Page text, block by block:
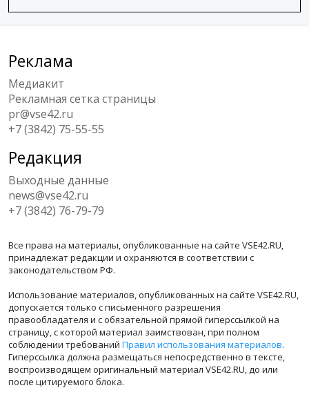
Реклама
Медиакит
Рекламная сетка страницы
pr@vse42.ru
+7 (3842) 75-55-55
Редакция
Выходные данные
news@vse42.ru
+7 (3842) 76-79-79
Все права на материалы, опубликованные на сайте VSE42.RU,
принадлежат редакции и охраняются в соответствии с
законодательством РФ.
Использование материалов, опубликованных на сайте VSE42.RU,
допускается только с письменного разрешения
правообладателя и с обязательной прямой гиперссылкой на
страницу, с которой материал заимствован, при полном
соблюдении требований Правил использования материалов.
Гиперссылка должна размещаться непосредственно в тексте,
воспроизводящем оригинальный материал VSE42.RU, до или
после цитируемого блока.